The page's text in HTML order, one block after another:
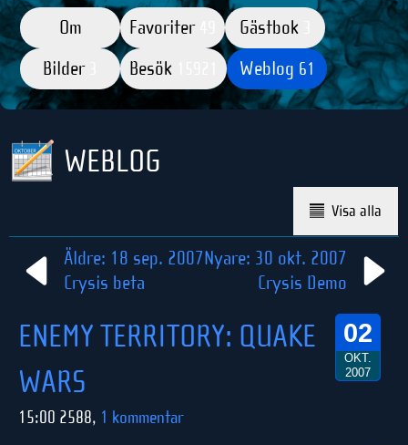
Om Favoriter Gästbok
Bilder Besök Weblog 61
WEBLOG
Visa alla
Äldre: 18 sep. 2007
Crysis beta
Nyare: 30 okt. 2007
Crysis Demo
02
OKT.
2007
ENEMY TERRITORY: QUAKE
WARS
15:00 2588, 1 kommentar